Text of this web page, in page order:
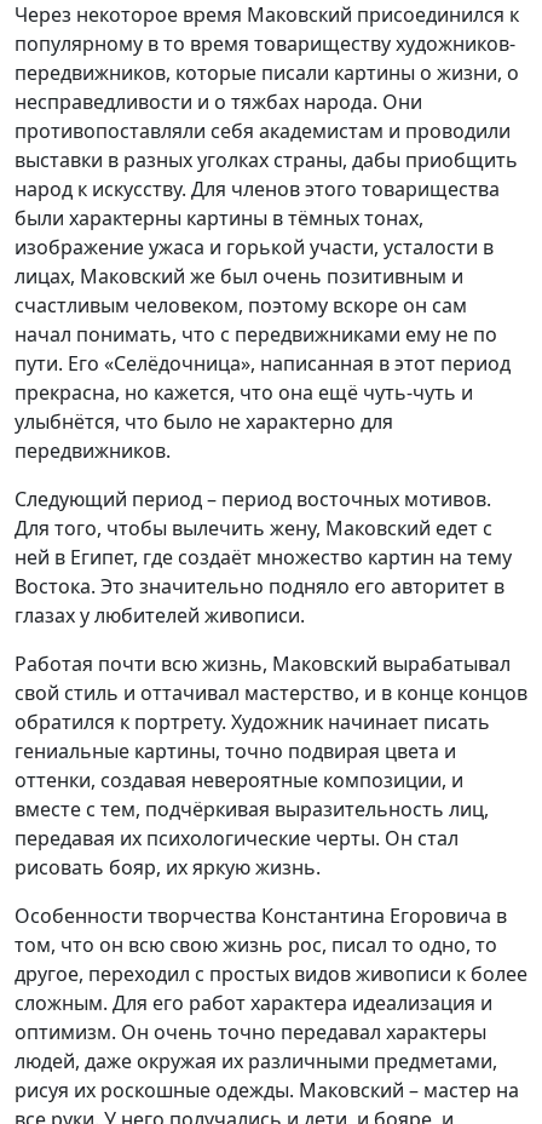
Через некоторое время Маковский присоединился к
популярному в то время товариществу художников-
передвижников, которые писали картины о жизни, о
несправедливости и о тяжбах народа. Они
противопоставляли себя академистам и проводили
выставки в разных уголках страны, дабы приобщить
народ к искусству. Для членов этого товарищества
были характерны картины в тёмных тонах,
изображение ужаса и горькой участи, усталости в
лицах, Маковский же был очень позитивным и
счастливым человеком, поэтому вскоре он сам
начал понимать, что с передвижниками ему не по
пути. Его «Селёдочница», написанная в этот период
прекрасна, но кажется, что она ещё чуть-чуть и
улыбнётся, что было не характерно для
передвижников.
Следующий период – период восточных мотивов.
Для того, чтобы вылечить жену, Маковский едет с
ней в Египет, где создаёт множество картин на тему
Востока. Это значительно подняло его авторитет в
глазах у любителей живописи.
Работая почти всю жизнь, Маковский вырабатывал
свой стиль и оттачивал мастерство, и в конце концов
обратился к портрету. Художник начинает писать
гениальные картины, точно подвирая цвета и
оттенки, создавая невероятные композиции, и
вместе с тем, подчёркивая выразительность лиц,
передавая их психологические черты. Он стал
рисовать бояр, их яркую жизнь.
Особенности творчества Константина Егоровича в
том, что он всю свою жизнь рос, писал то одно, то
другое, переходил с простых видов живописи к более
сложным. Для его работ характера идеализация и
оптимизм. Он очень точно передавал характеры
людей, даже окружая их различными предметами,
рисуя их роскошные одежды. Маковский – мастер на